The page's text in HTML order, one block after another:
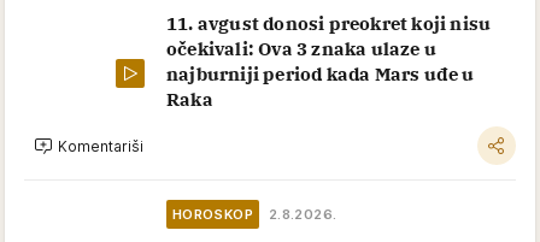
11. avgust donosi preokret koji nisu
očekivali: Ova 3 znaka ulaze u
najburniji period kada Mars uđe u
Raka
Komentariši
HOROSKOP 2.8.2026.